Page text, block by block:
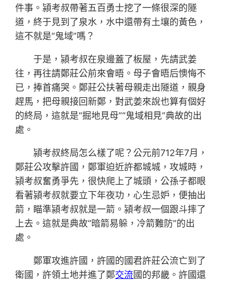
件事。潁考叔帶著五百勇士挖了一條很深的隧
道，終于見到了泉水，水中還帶有土壤的黃色，
這不就是“鬼域”嗎？
于是，潁考叔在泉邊蓋了板屋，先請武姜
往，再往請鄭莊公前來會晤。母子會晤后懊悔不
已，捧首痛哭。鄭莊公扶著母親走出隧道，親身
趕馬，把母親接回新鄭，對武姜來說也算有個好
的終局，這就是“掘地見母”“鬼域相見”典故的出
處。
潁考叔終局怎么樣了呢？公元前712年7月，
鄭莊公攻擊許國，鄭軍迫近許都城城，攻城時，
潁考叔奮勇爭先，很快爬上了城頭，公孫子都眼
看著潁考叔就要立下年夜功，心生忌妒，便抽出
箭，瞄準潁考叔就是一箭。潁考叔一個跟斗摔了
上去。這就是典故“暗箭易躲，冷箭難防”的出
處。
鄭軍攻進許國，許國的國君許莊公流亡到了
衛國，許領土地并進了鄭交流國的邦畿。許國還